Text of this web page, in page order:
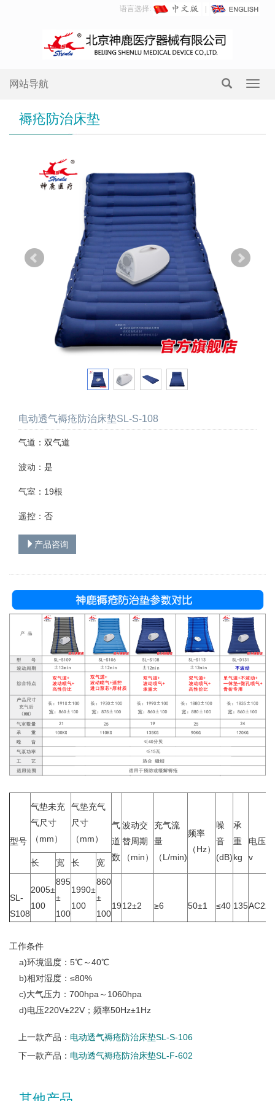
语言选择:
网站导航
褥疮防治床垫
电动透气褥疮防治床垫SL-S-108
气道：双气道
波动：是
气室：19根
遥控：否
产品咨询
型号
气垫未充
气尺寸
（mm）
气垫充气
尺寸
（mm）
气
道
数
波动交
替周期
（min）
充气流
量
（L/min)
频率
（Hz）
噪
音
(dB)
承
重
kg
电压
v
长 宽 长 宽
SL-
S108
2005±
100
895
±
100
1990±
100
860
±
100
1912±2 ≥6 50±1 ≤40 135
工作条件
a)环境温度：5℃～40℃
b)相对湿度：≤80%
c)大气压力：700hpa～1060hpa
d)电压220V±22V；频率50Hz±1Hz
上一款产品： 电动透气褥疮防治床垫SL-S-106
下一款产品： 电动透气褥疮防治床垫SL-F-602